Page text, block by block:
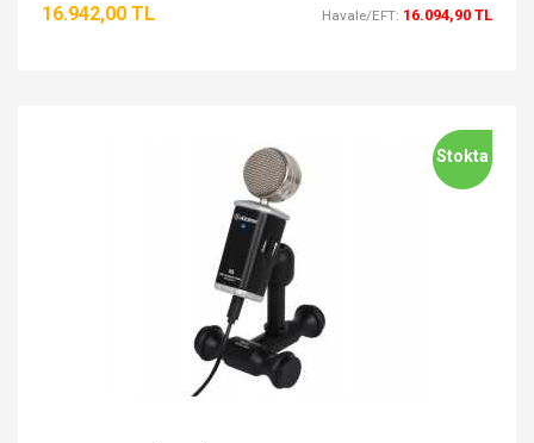
16.942,00 TL Havale/EFT: 16.094,90 TL
Stokta